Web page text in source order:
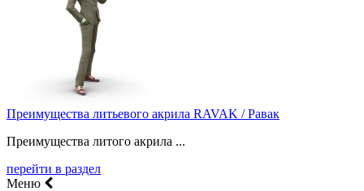
Преимущества литьевого акрила RAVAK / Равак
Преимущества литого акрила ...
перейти в раздел
Меню